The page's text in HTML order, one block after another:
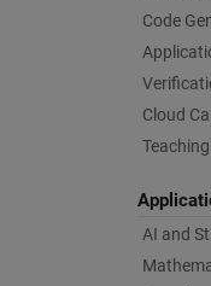
Code
Cloud
AI and